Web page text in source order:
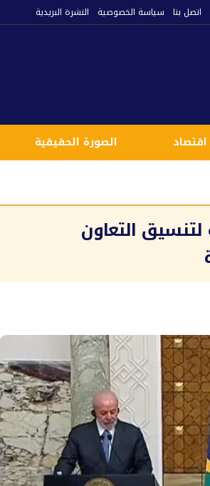
اتصل بنا سياسة الخصوصية النشرة البريدية
اقتصاد الصورة الحقيقية
التعاون